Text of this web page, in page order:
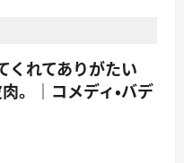
くれてありがたい
。｜コメディ・バデ